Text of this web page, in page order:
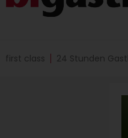
first class 24 Stunden